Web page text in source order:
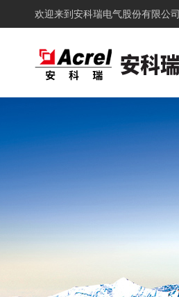
欢迎来到 安科瑞电气股份有限公司